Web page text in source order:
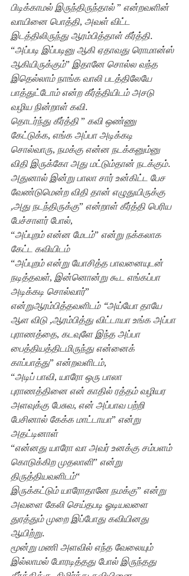
பிடிக்காமல் இருந்திருந்தால் ” என்றவளின்
வாயினை பொத்தி, அவள் விட்ட
இடத்திலிருந்து ஆரம்பித்தாள் கீர்த்தி.
“அப்படி இப்படினு ஆகி ஏதாவது ரொமான்ஸ்
ஆகியிருக்கும்” இதானே சொல்ல வந்த
இதெல்லாம் நாங்க வாலி படத்திலேயே
பாத்துட்டோம் என்ற கீர்த்தியிடம் அசடு
வழிய நின்றாள் கவி.
தொடர்ந்து கீர்த்தி ” கவி ஒண்ணு
கேட்டுக்க, எங்க அப்பா அடிக்கடி
சொல்வாரு, நமக்கு என்ன நடக்கனும்னு
விதி இருக்கோ அது மட்டும்தான் நடக்கும்.
அதுனால் இன்று பாலா சார் உன்கிட்ட பேச
வேண்டுமென்ற விதி தான் எழுதுயிருக்கு
,அது நடந்திருக்கு” என்றாள் கீர்த்தி பெரிய
பேச்சாளர் போல்,
“அப்புறம் என்ன மேடம்” என்று நக்கலாக
கேட்ட கவியிடம்
“அப்புறம் என்று யோசித்த பாவனையுடன்
நடித்தவள், இன்னொன்று கூட எங்கப்பா
அடிக்கடி சொல்வார்”
என்றுஆரம்பித்தவளிடம் “அய்யோ தாயே
ஆள விடு ,ஆரம்பித்து விட்டாயா உங்க அப்பா
புராணத்தை, கடவுளே இந்த அப்பா
பைத்தியத்திடமிருந்து என்னைக்
காப்பாத்து” என்றவளிடம்,
“அடிப் பாவி, யாரோ ஒரு பாலா
புராணத்தினை என் காதில் ரத்தம் வழியர
அளவுக்கு பேசுவ, என் அப்பாவ பற்றி
பேசினால் கேக்க மாட்டாயா” என்று
அதட்டினாள்
“என்னது யாரோ வா அவர் உனக்கு சம்பளம்
கொடுக்கிற முதலாளி” என்று
திருத்தியவளிடம்“
இருக்கட்டும் யாரோதானே நமக்கு” என்று
அவ‌ளை கேலி செய்தபடி ஓடியவளை
துரத்தும் முறை இப்போது கவியினது
ஆயிற்று.
மூன்று மணி அளவில் எந்த வேலையும்
இல்லாமல் போரடித்த‌து போல் இருந்தது